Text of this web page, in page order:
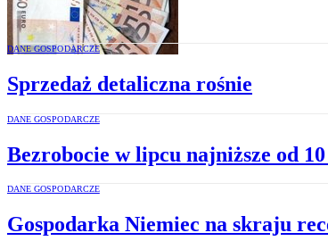
DANE GOSPODARCZE
Sprzedaż detaliczna rośnie
DANE GOSPODARCZE
Bezrobocie w lipcu najniższe od
DANE GOSPODARCZE
Gospodarka Niemiec na skraju